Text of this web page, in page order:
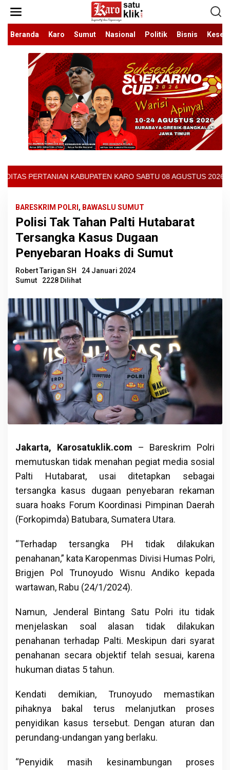
konten
Beranda
Karo Sumut Nasional Politik Bisnis
KARO SABTU 08 AGUSTUS 2026 - ARCIS BERASTAGI :
BARESKRIM POLRI, BAWASLU SUMUT
Polisi Tak Tahan Palti Hutabarat
Tersangka Kasus Dugaan
Penyebaran Hoaks di Sumut
Robert Tarigan SH
24 Januari 2024
Sumut
2228 Dilihat
Jakarta, Karosatuklik.com – Bareskrim Polri
memutuskan tidak menahan pegiat media sosial
Palti Hutabarat, usai ditetapkan sebagai
tersangka kasus dugaan penyebaran rekaman
suara hoaks Forum Koordinasi Pimpinan Daerah
(Forkopimda) Batubara, Sumatera Utara.
“Terhadap tersangka PH tidak dilakukan
penahanan,” kata Karopenmas Divisi Humas Polri,
Brigjen Pol Trunoyudo Wisnu Andiko kepada
wartawan, Rabu (24/1/2024).
Namun, Jenderal Bintang Satu Polri itu tidak
menjelaskan soal alasan tidak dilakukan
penahanan terhadap Palti. Meskipun dari syarat
penahanan secara objektif telah sesuai, karena
hukuman diatas 5 tahun.
Kendati demikian, Trunoyudo memastikan
pihaknya bakal terus melanjutkan proses
penyidikan kasus tersebut. Dengan aturan dan
perundang-undangan yang berlaku.
“Penyidik masih kesinambungan proses